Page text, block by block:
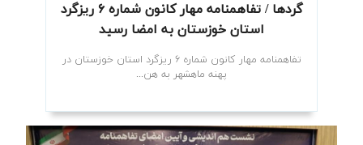
گردها / تفاهمنامه مهار کانون شماره ۶ ریزگرد
استان خوزستان به امضا رسید
تفاهمنامه مهار کانون شماره ۶ ریزگرد استان خوزستان در
پهنه ماهشهر به هن...